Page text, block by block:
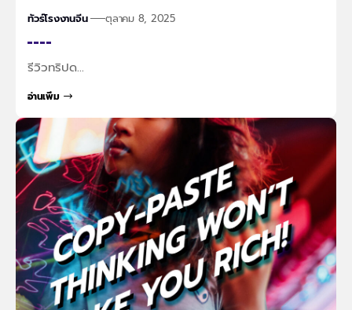
ทัวร์โรงงานจีน ตุลาคม 8, 2025
รีวิวทริปด…
อ่านเพิ่ม